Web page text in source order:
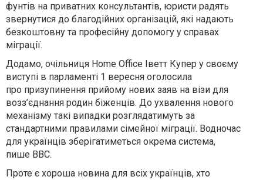
фунтів на приватних консультантів, юристи радять
звернутися до благодійних організацій, які надають
безкоштовну та професійну допомогу у справах
міграції.
Додамо, очільниця Home Office Іветт Купер у своєму
виступі в парламенті 1 вересня оголосила
про призупинення прийому нових заяв на візи для
возз’єднання родин біженців. До ухвалення нового
механізму такі випадки розглядатимуть за
стандартними правилами сімейної міграції. Водночас
для українців зберігатиметься окрема система,
пише ВВС.
Проте є хороша новина для всіх українців, хто